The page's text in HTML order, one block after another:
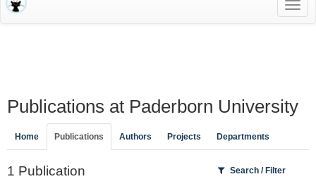
Publications at Paderborn University
Home Publications Authors Projects Departments
1 Publication Search / Filter